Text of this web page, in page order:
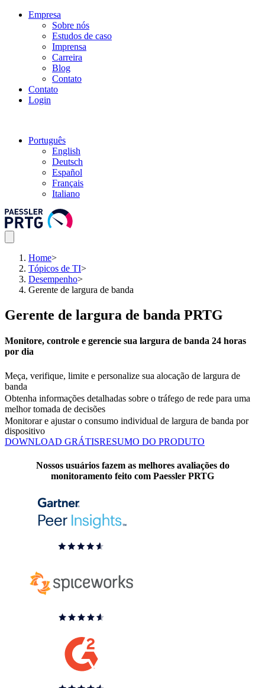
Empresa
Sobre nós
Estudos de caso
Imprensa
Carreira
Blog
Contato
Contato
Login
Português
English
Deutsch
Español
Français
Italiano
Home>
Tópicos de TI>
Desempenho>
Gerente de largura de banda
Gerente de largura de banda PRTG
Monitore, controle e gerencie sua largura de banda 24 horas
por dia
Meça, verifique, limite e personalize sua alocação de largura de
banda
Obtenha informações detalhadas sobre o tráfego de rede para uma
melhor tomada de decisões
Monitorar e ajustar o consumo individual de largura de banda por
dispositivo
DOWNLOAD GRÁTISRESUMO DO PRODUTO
Nossos usuários fazem as melhores avaliações do
monitoramento feito com Paessler PRTG